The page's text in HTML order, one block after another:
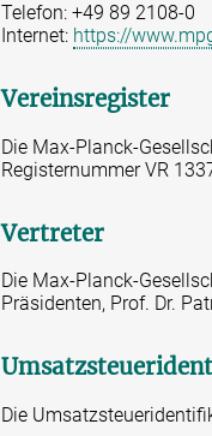
Telefon: +49 89 2108-0
Internet: https://
Vereinsregister
Die Max-Planck-
Registernummer VR
Vertreter
Die Max-Planck-
Präsidenten, Prof. Dr.
Die